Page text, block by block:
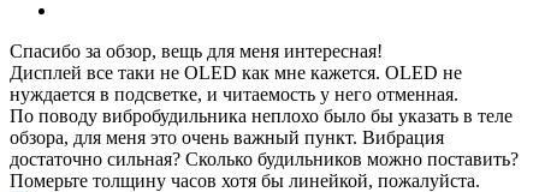
Спасибо за обзор, вещь для меня интересная!
Дисплей все таки не OLED как мне кажется. OLED не
нуждается в подсветке, и читаемость у него отменная.
По поводу вибробудильника неплохо было бы указать в теле
обзора, для меня это очень важный пункт. Вибрация
достаточно сильная? Сколько будильников можно поставить?
Померьте толщину часов хотя бы линейкой, пожалуйста.